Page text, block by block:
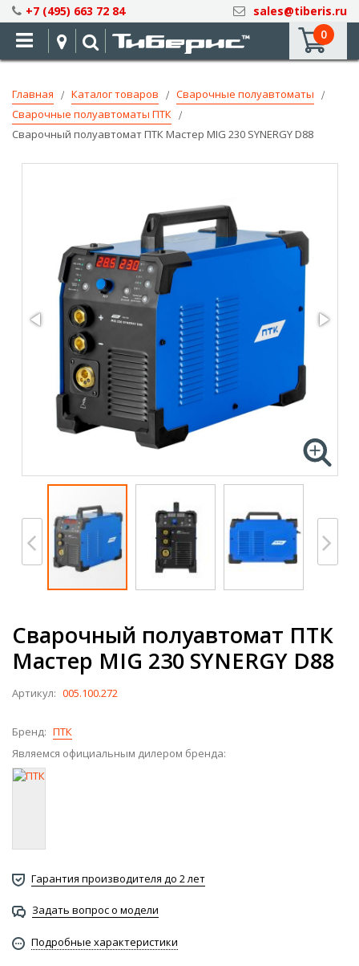
Skip
to
Content
+7 (495) 663 72 84
sales@tiberis.ru
0
Главная Каталог товаров
Сварочные полуавтоматы
Сварочные полуавтоматы ПТК
Сварочный полуавтомат ПТК Мастер MIG 230 SYNERGY D88
Сварочный полуавтомат ПТК
Мастер MIG 230 SYNERGY D88
Артикул: 005.100.272
Бренд: ПТК
Являемся официальным дилером бренда:
Гарантия производителя до 2 лет
Задать вопрос о модели
Подробные характеристики